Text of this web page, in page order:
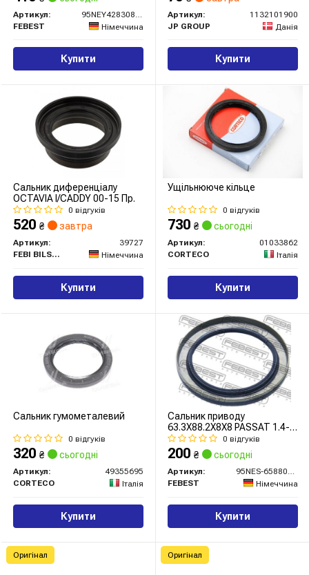
Артикул:
FEBEST
Німеччина
Купити
Артикул:
1132101900
JP GROUP
Данія
Купити
Сальник диференціалу
OCTAVIA I/CADDY 00-15 Пр.
0 відгуків
520 ₴ завтра
Артикул:
39727
FEBI BILSTEIN
Німеччина
Купити
Ущільнююче кільце
0 відгуків
730 ₴ сьогодні
Артикул:
01033862
CORTECO
Італія
Купити
Сальник гумометалевий
0 відгуків
320 ₴ сьогодні
Артикул:
49355695
CORTECO
Італія
Купити
Сальник приводу
63.3X88.2X8X8 PASSAT 1.4-
2.0 05-
0 відгуків
200 ₴ сьогодні
Артикул:
95NES-65880808C
FEBEST
Німеччина
Купити
Оригінал Оригінал